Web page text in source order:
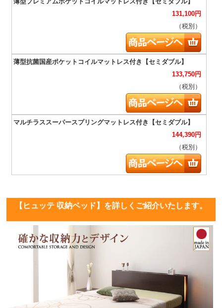
131,100円
（税別）
133,750円
（税別）
144,390円
（税別）
【ヒュッテ 収納ベッド】を詳しくご紹介いたします。